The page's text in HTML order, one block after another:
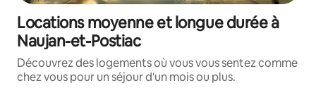
Locations moyenne et longue durée à
Naujan-et-Postiac
Découvrez des logements où vous vous sentez comme
chez vous pour un séjour d'un mois ou plus.